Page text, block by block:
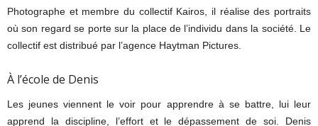
Photographe et membre du collectif Kairos, il réalise des portraits
où son regard se porte sur la place de l’individu dans la société. Le
collectif est distribué par l’agence Haytman Pictures.
À l’école de Denis
Les jeunes viennent le voir pour apprendre à se battre, lui leur
apprend la discipline, l’effort et le dépassement de soi. Denis